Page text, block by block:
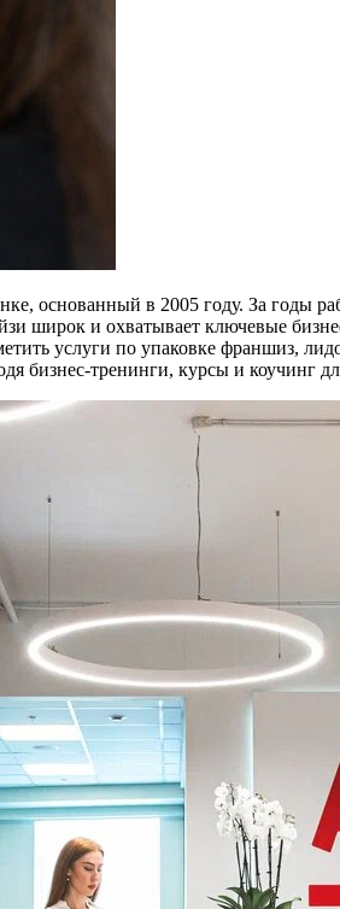
основанный в 2005 году. За годы
широк и охватывает ключевые
услуги по упаковке франшиз,
бизнес-тренинги, курсы и коучинг